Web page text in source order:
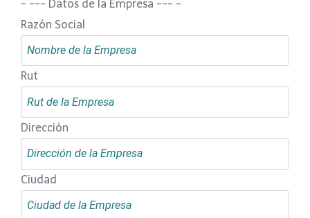
- --- Datos de la Empresa --- -
Razón Social
Rut
Dirección
Ciudad